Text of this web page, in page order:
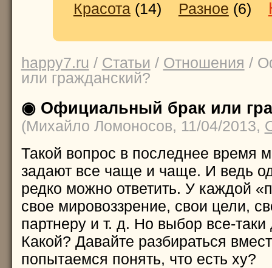
Красота (14) Разное (6)
happy7.ru / Статьи / Отношения /
или гражданский?
◉ Официальный брак или
(Михайло Ломоносов, 11/04/2013,
Такой вопрос в последнее время
задают все чаще и чаще. И ведь
редко можно ответить. У каждой
свое мировоззрение, свои цели,
партнеру и т. д. Но выбор все-таки
Какой? Давайте разбираться
попытаемся понять, что есть ху?